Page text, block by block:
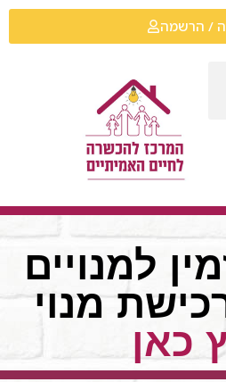
/ הרשמה
למנויים
מנוי
כאן